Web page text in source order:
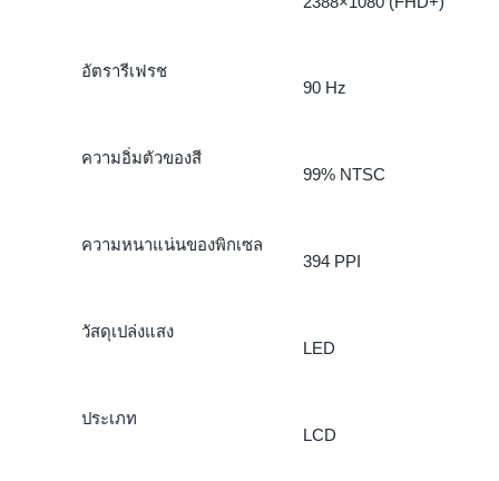
อัตรารีเฟรช
90 Hz
ความอิ่มตัวของสี
99% NTSC
ความหนาแน่นของพิกเซล
394 PPI
วัสดุเปล่งแสง
LED
ประเภท
LCD